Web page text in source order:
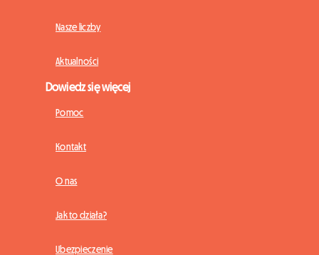
Nasze liczby
Aktualności
Dowiedz się więcej
Pomoc
Kontakt
O nas
Jak to działa?
Ubezpieczenie